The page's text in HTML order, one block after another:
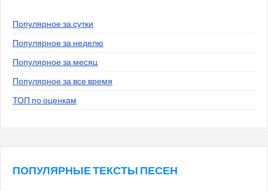
Популярное за сутки
Популярное за неделю
Популярное за месяц
Популярное за все время
ТОП по оценкам
ПОПУЛЯРНЫЕ ТЕКСТЫ ПЕСЕН